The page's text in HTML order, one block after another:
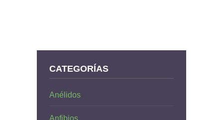
CATEGORÍAS
Anélidos
Anfibios